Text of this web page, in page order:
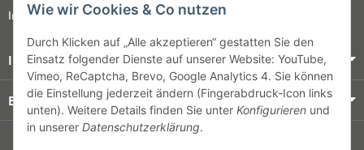
Wie wir Cookies & Co nutzen
Durch Klicken auf „Alle akzeptieren“ gestatten Sie den
Einsatz folgender Dienste auf unserer Website: YouTube,
Vimeo, ReCaptcha, Brevo, Google Analytics 4. Sie können
die Einstellung jederzeit ändern (Fingerabdruck-Icon links
unten). Weitere Details finden Sie unter Konfigurieren und
in unserer Datenschutzerklärung.
Impressum
Informationen
Bezahlung & Versand
© HOZ MEDI WERK